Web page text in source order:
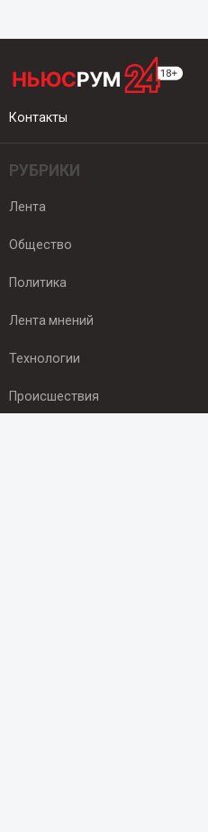
Контакты
РУБРИКИ
Лента
Общество
Политика
Лента мнений
Технологии
Происшествия